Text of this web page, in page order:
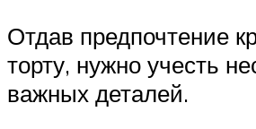
Отдав предпочтение
торту, нужно учесть
важных деталей.